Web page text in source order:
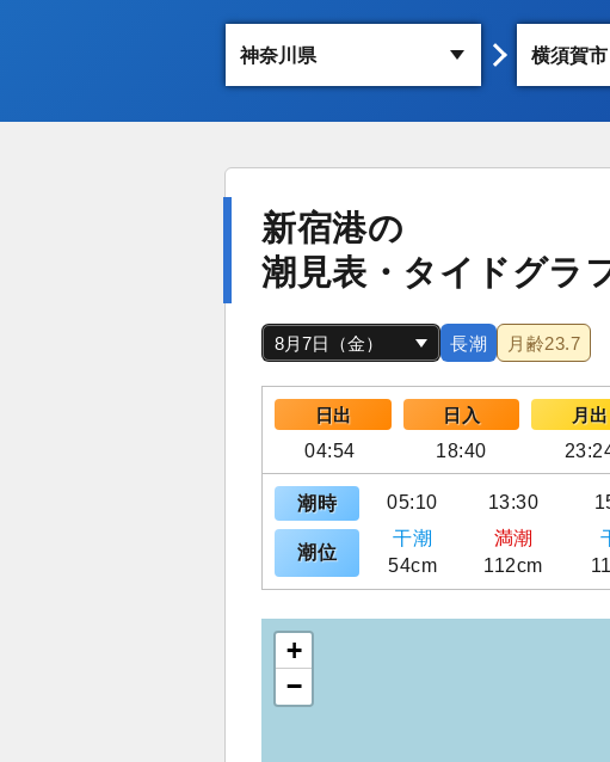
新宿港の
潮見表・タイドグラ
長潮 月齢23.7
日出 日入 月出
04:54
18:40
潮時 05:10 13:30
潮位
干潮 満潮
54cm
112cm
+
−